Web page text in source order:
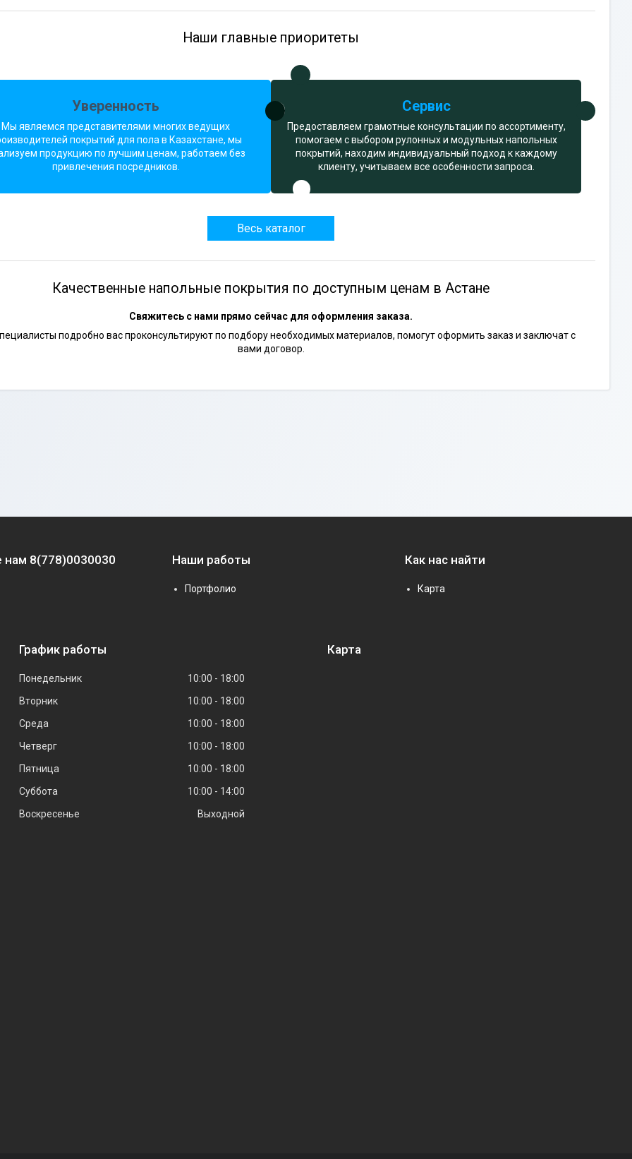
Наши главные приоритеты
Уверенность
Мы являемся представителями многих ведущих
покрытий для пола в Казахстане, мы
продукцию по лучшим ценам, работаем без
привлечения посредников.
Сервис
Предоставляем грамотные консультации по ассортименту,
помогаем с выбором рулонных и модульных напольных
покрытий, находим индивидуальный подход к каждому
клиенту, учитываем все особенности запроса.
Весь каталог
Качественные напольные покрытия по доступным ценам в Астане
Свяжитесь с нами прямо сейчас для оформления заказа.
подробно вас проконсультируют по подбору необходимых материалов, помогут оформить заказ и заключат с
вами договор.
нам 8(778)0030030 Наши работы
Портфолио
Как нас найти
Карта
График работы
Понедельник 10:00
18:00
Вторник
10:00
18:00
Среда
10:00
18:00
Четверг
10:00
18:00
Пятница
10:00
18:00
Суббота
10:00
14:00
Воскресенье
Выходной
Карта